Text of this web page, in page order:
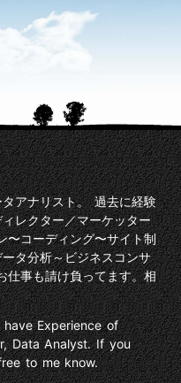
アナリスト。 過去に経験
レクター／マーケッター
〜コーディング〜サイト制
タ分析～ビジネスコンサ
仕事も請け負ってます。相
Experience of
Data Analyst. If you
to me know.